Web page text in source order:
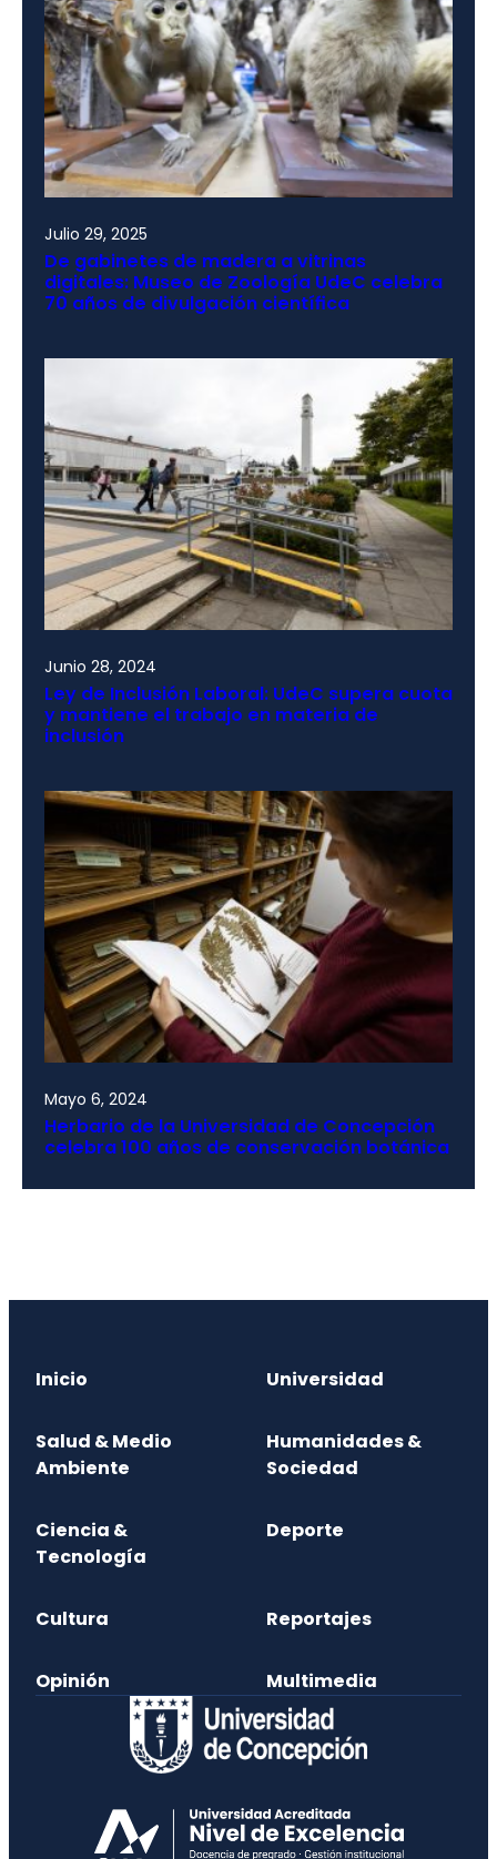
Julio 29, 2025
De gabinetes de madera a vitrinas
digitales: Museo de Zoología UdeC celebra
70 años de divulgación científica
Junio 28, 2024
Ley de Inclusión Laboral: UdeC supera cuota
y mantiene el trabajo en materia de
inclusión
Mayo 6, 2024
Herbario de la Universidad de Concepción
celebra 100 años de conservación botánica
Inicio Universidad
Salud & Medio
Ambiente
Humanidades &
Sociedad
Ciencia &
Tecnología
Deporte
Cultura Reportajes
Opinión Multimedia